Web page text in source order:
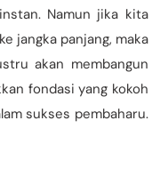
Namun jika kita
jangka panjang, maka
akan membangun
fondasi yang kokoh
sukses pembaharu.